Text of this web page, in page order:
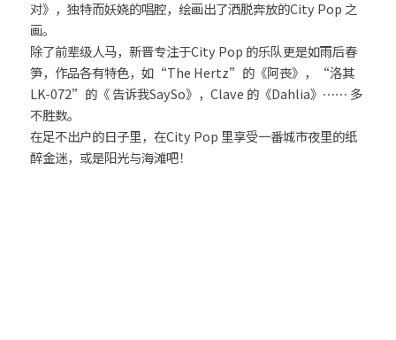
对》，独特而妖娆的唱腔，绘画出了洒脱奔放的City Pop 之
画。
除了前辈级人马，新晋专注于City Pop 的乐队更是如雨后春
笋，作品各有特色，如“The Hertz”的《阿丧》，“洛其
LK-072”的《 告诉我SaySo》，Clave 的《Dahlia》⋯⋯ 多
不胜数。
在足不出户的日子里，在City Pop 里享受一番城市夜里的纸
醉金迷，或是阳光与海滩吧！